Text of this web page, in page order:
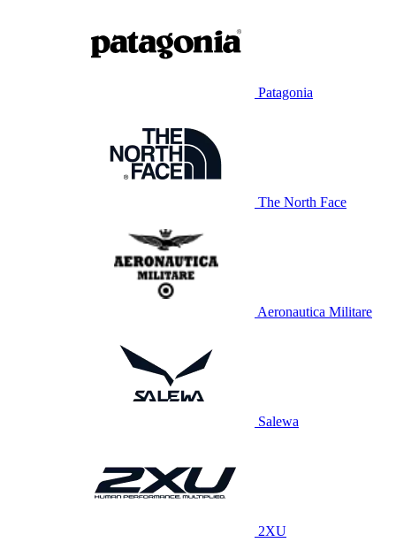
Patagonia
The North Face
Aeronautica Militare
Salewa
2XU